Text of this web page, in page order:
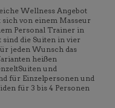
Wellness Angebot
von einem Masseur
Personal Trainer in
sind die Suiten in vier
jeden Wunsch das
heißen
und
für Einzelpersonen und
für 3 bis 4 Personen